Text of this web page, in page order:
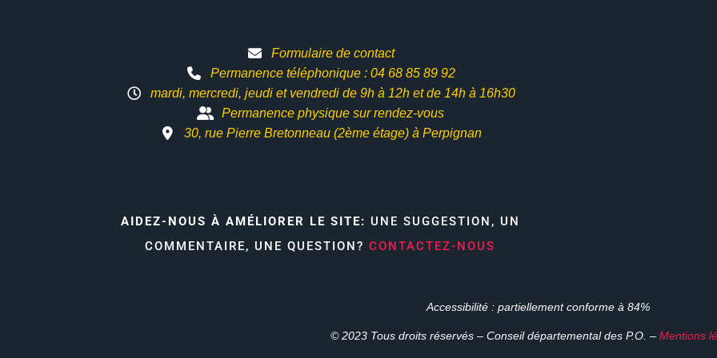
Formulaire de contact
Permanence téléphonique : 04 68 85 89 92
mardi, mercredi, jeudi et vendredi de 9h à 12h etde 14h à 16h30
Permanence physique sur rendez-vous
30, rue Pierre Bretonneau (2ème étage) à Perpignan
AIDEZ-NOUS À AMÉLIORER LE SITE: UNE SUGGESTION, UN
COMMENTAIRE, UNE QUESTION? CONTACTEZ-NOUS
Accessibilité : partiellement conforme à 84%
© 2023 Tous droits réservés – Conseil départemental des P.O. – Mentions